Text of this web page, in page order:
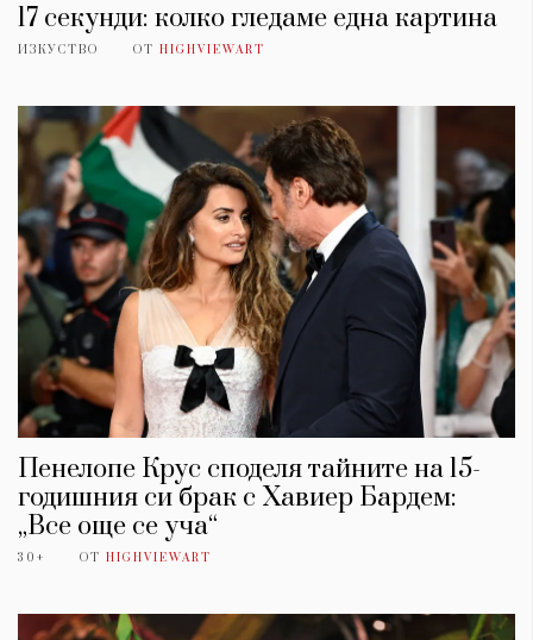
17 секунди: колко гледаме една картина
ИЗКУСТВО ОТ HIGHVIEWART
Пенелопе Крус споделя тайните на 15-
годишния си брак с Хавиер Бардем:
„Все още се уча“
30+ ОТ HIGHVIEWART